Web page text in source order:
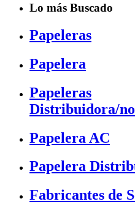
Lo más Buscado
Papeleras
Papelera
Papeleras
Distribuidora/
Papelera AC
Papelera
Fabricantes de